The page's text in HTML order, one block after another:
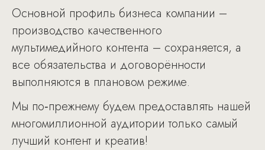
Основной профиль бизнеса компании –
производство качественного
мультимедийного контента – сохраняется, а
все обязательства и договорённости
выполняются в плановом режиме.
Мы по‑прежнему будем предоставлять нашей
многомиллионной аудитории только самый
лучший контент и креатив!